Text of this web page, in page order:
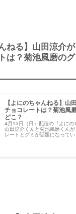
ねる】山田涼介
は？菊池風磨の
【よにのちゃんねる】山
チョコレートは？菊池風
どこ？
4月13日（日）配信の『よにの
山田涼介くんと菊池風磨くん
レートとグミが話題になっています。 山田涼